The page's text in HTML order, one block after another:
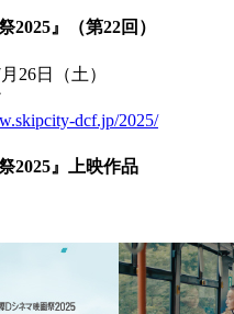
2025』（第22回）
26日（土）
dcf.jp/2025/
2025』上映作品